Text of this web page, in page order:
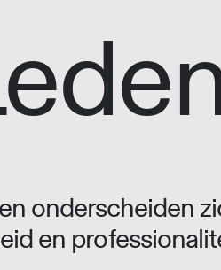
onderscheiden
en